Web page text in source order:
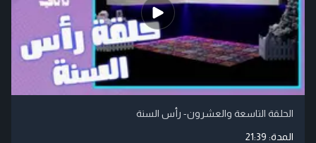
الحلقة التاسعة والعشرون- رأس السنة
المدة: 21:39